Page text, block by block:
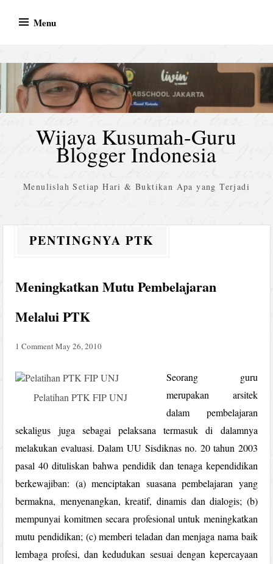
Menu
Wijaya Kusumah-Guru
Blogger Indonesia
Menulislah Setiap Hari & Buktikan Apa yang Terjadi
PENTINGNYA PTK
Meningkatkan Mutu Pembelajaran
Melalui PTK
1 Comment May 26, 2010
Pelatihan PTK FIP UNJ
Seorang guru
merupakan arsitek
dalam pembelajaran
sekaligus juga sebagai pelaksana termasuk di dalamnya
melakukan evaluasi. Dalam UU Sisdiknas no. 20 tahun 2003
pasal 40 dituliskan bahwa pendidik dan tenaga kependidikan
berkewajiban: (a) menciptakan suasana pembelajaran yang
bermakna, menyenangkan, kreatif, dinamis dan dialogis; (b)
mempunyai komitmen secara profesional untuk meningkatkan
mutu pendidikan; (c) memberi teladan dan menjaga nama baik
lembaga profesi, dan kedudukan sesuai dengan kepercayaan